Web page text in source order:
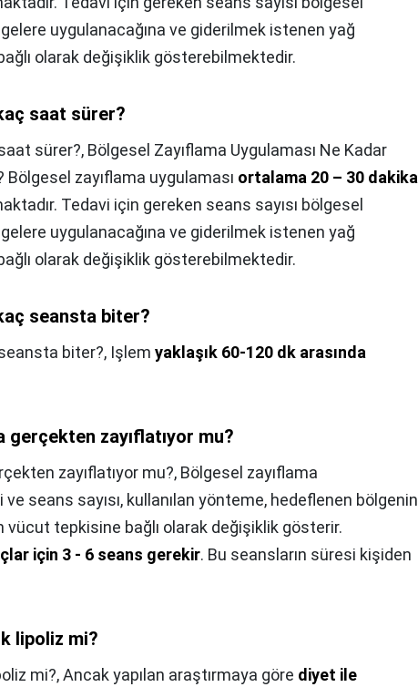
uygulanacağına ve giderilmek istenen yağ
olarak değişiklik gösterebilmektedir.
saat sürer?
sürer?, Bölgesel Zayıflama Uygulaması Ne Kadar
Bölgesel zayıflama uygulaması ortalama 20 – 30 dakika
Tedavi için gereken seans sayısı bölgesel
uygulanacağına ve giderilmek istenen yağ
olarak değişiklik gösterebilmektedir.
seansta biter?
biter?, Işlem yaklaşık 60-120 dk arasında
gerçekten zayıflatıyor mu?
zayıflatıyor mu?, Bölgesel zayıflama
ve seans sayısı, kullanılan yönteme, hedeflenen bölgenin
vücut tepkisine bağlı olarak değişiklik gösterir.
için 3 - 6 seans gerekir. Bu seansların süresi kişiden
lipoliz mi?
mi?,Ancak yapılan araştırmaya göre diyet ile